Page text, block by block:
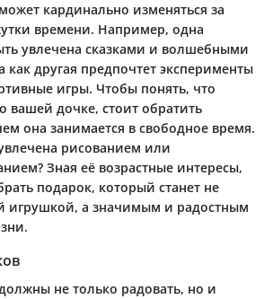
кардинально изменяться за
времени. Например, одна
увлечена сказками и волшебными
как другая предпочтет эксперименты
игры. Чтобы понять, что
вашей дочке, стоит обратить
она занимается в свободное время.
рисованием или
Зная её возрастные интересы,
подарок, который станет не
игрушкой, а значимым и радостным
не только радовать, но и